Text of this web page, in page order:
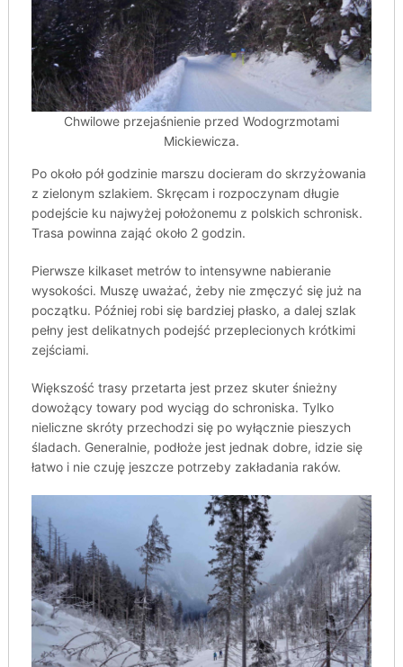
Chwilowe przejaśnienie przed Wodogrzmotami
Mickiewicza.
Po około pół godzinie marszu docieram do skrzyżowania
z zielonym szlakiem. Skręcam i rozpoczynam długie
podejście ku najwyżej położonemu z polskich schronisk.
Trasa powinna zająć około 2 godzin.
Pierwsze kilkaset metrów to intensywne nabieranie
wysokości. Muszę uważać, żeby nie zmęczyć się już na
początku. Później robi się bardziej płasko, a dalej szlak
pełny jest delikatnych podejść przeplecionych krótkimi
zejściami.
Większość trasy przetarta jest przez skuter śnieżny
dowożący towary pod wyciąg do schroniska. Tylko
nieliczne skróty przechodzi się po wyłącznie pieszych
śladach. Generalnie, podłoże jest jednak dobre, idzie się
łatwo i nie czuję jeszcze potrzeby zakładania raków.